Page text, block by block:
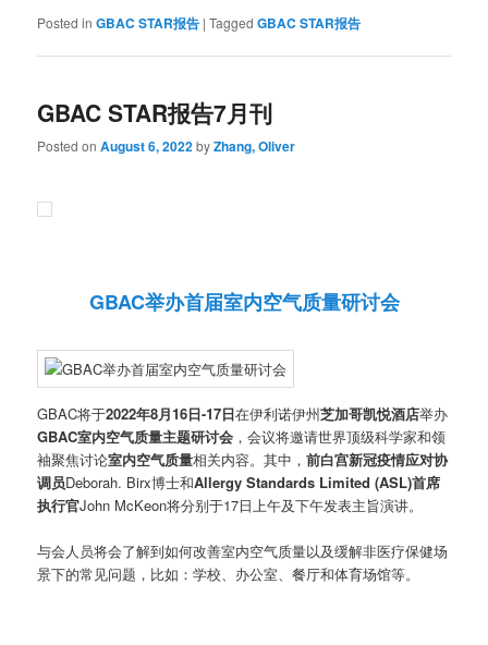
Posted in GBAC STAR报告 |Tagged GBAC STAR报告
GBAC STAR报告7月刊
Posted onAugust 6, 2022byZhang, Oliver
GBAC举办首届室内空气质量研讨会
GBAC将于2022年8月16日-17日在伊利诺伊州芝加哥凯悦酒店举办
GBAC室内空气质量主题研讨会 ，会议将邀请世界顶级科学家和领
袖聚焦讨论室内空气质量相关内容。其中，前白宫新冠疫情应对协
调员Deborah. Birx博士和Allergy Standards Limited (ASL)首席
执行官John McKeon将分别于17日上午及下午发表主旨演讲。
与会人员将会了解到如何改善室内空气质量以及缓解非医疗保健场
景下的常见问题，比如：学校、办公室、餐厅和体育场馆等。